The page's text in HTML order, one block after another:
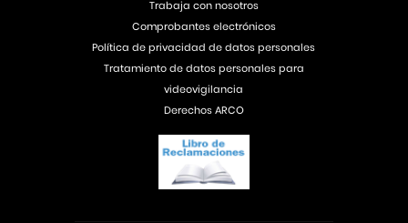
Trabaja con nosotros
Comprobantes electrónicos
Política de privacidad de datos personales
Tratamiento de datos personales para
videovigilancia
Derechos ARCO